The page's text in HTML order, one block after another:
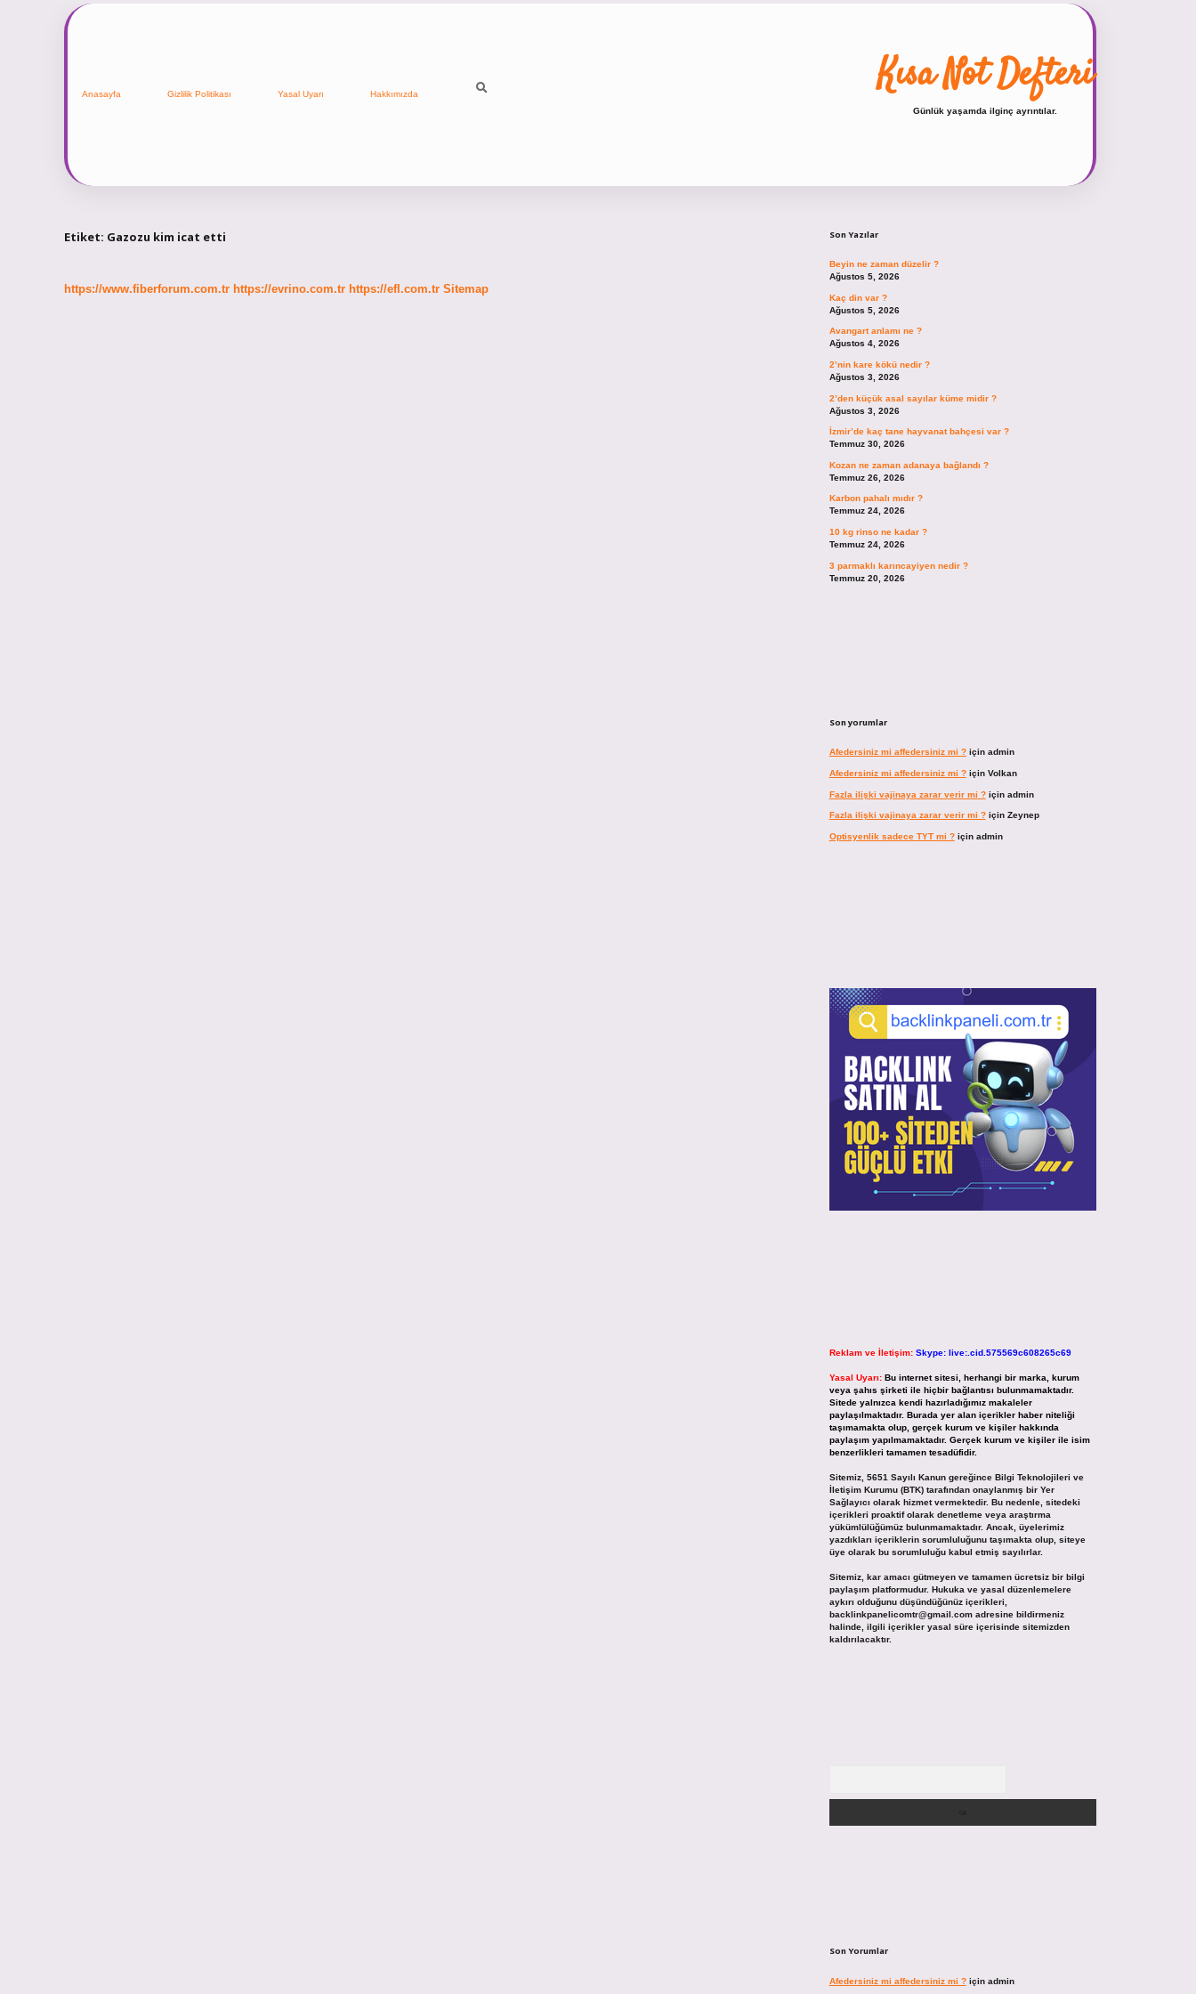
Anasayfa Gizlilik Politikası Yasal Uyarı Hakkımızda Kısa Not Defteri
Günlük yaşamda ilginç ayrıntılar.
Etiket: Gazozu kim icat etti
https://www.fiberforum.com.tr https://evrino.com.tr https://efl.com.tr Sitemap
Son Yazılar
Beyin ne zaman düzelir ?
Ağustos 5, 2026
Kaç din var ?
Ağustos 5, 2026
Avangart anlamı ne ?
Ağustos 4, 2026
2’nin kare kökü nedir ?
Ağustos 3, 2026
2’den küçük asal sayılar küme midir ?
Ağustos 3, 2026
İzmir’de kaç tane hayvanat bahçesi var ?
Temmuz 30, 2026
Kozan ne zaman adanaya bağlandı ?
Temmuz 26, 2026
Karbon pahalı mıdır ?
Temmuz 24, 2026
10 kg rinso ne kadar ?
Temmuz 24, 2026
3 parmaklı karıncayiyen nedir ?
Temmuz 20, 2026
Son yorumlar
Afedersiniz mi affedersiniz mi ?için admin
Afedersiniz mi affedersiniz mi ?için Volkan
Fazla ilişki vajinaya zarar verir mi ?için admin
Fazla ilişki vajinaya zarar verir mi ?için Zeynep
Optisyenlik sadece TYT mi ?için admin
Reklam ve İletişim: Skype: live:.cid.575569c608265c69
Yasal Uyarı: Bu internet sitesi, herhangi bir marka, kurum
veya şahıs şirketi ile hiçbir bağlantısı bulunmamaktadır.
Sitede yalnızca kendi hazırladığımız makaleler
paylaşılmaktadır. Burada yer alan içerikler haber niteliği
taşımamakta olup, gerçek kurum ve kişiler hakkında
paylaşım yapılmamaktadır. Gerçek kurum ve kişiler ile isim
benzerlikleri tamamen tesadüfidir.
Sitemiz, 5651 Sayılı Kanun gereğince Bilgi Teknolojileri ve
İletişim Kurumu (BTK) tarafından onaylanmış bir Yer
Sağlayıcı olarak hizmet vermektedir. Bu nedenle, sitedeki
içerikleri proaktif olarak denetleme veya araştırma
yükümlülüğümüz bulunmamaktadır. Ancak, üyelerimiz
yazdıkları içeriklerin sorumluluğunu taşımakta olup, siteye
üye olarak bu sorumluluğu kabul etmiş sayılırlar.
Sitemiz, kar amacı gütmeyen ve tamamen ücretsiz bir bilgi
paylaşım platformudur. Hukuka ve yasal düzenlemelere
aykırı olduğunu düşündüğünüz içerikleri,
backlinkpanelicomtr@gmail.comadresine bildirmeniz
halinde, ilgili içerikler yasal süre içerisinde sitemizden
kaldırılacaktır.
Son Yorumlar
Afedersiniz mi affedersiniz mi ?için admin